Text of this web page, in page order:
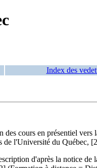
Index des
des cours en présentiel vers
de l'Université du
d'après la notice